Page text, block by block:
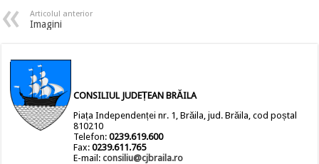
Articolul anterior
Imagini
CONSILIUL JUDEȚEAN BRĂILA
Piața Independenței nr. 1, Brăila, jud. Brăila, cod poștal
810210
Telefon:0239.619.600
Fax:0239.611.765
E-mail:consiliu@cjbraila.ro